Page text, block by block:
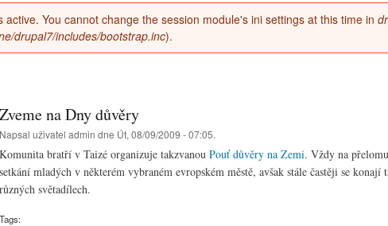
active. You cannot change the session module's ini settings at this time in
drupal7/includes/bootstrap.inc).
Zveme na Dny důvěry
Napsal uživatel admin dne Út, 08/09/2009 - 07:05.
Komunita bratří v Taizé organizuje takzvanou Pouť důvěry na Zemi. Vždy na
setkání mladých v některém vybraném evropském městě, avšak stále častěji se konají
různých světadílech.
Tags: